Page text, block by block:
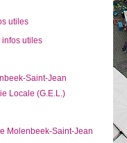
utiles
infos utiles
Saint-Jean
Locale (G.E.L.)
Molenbeek-Saint-Jean